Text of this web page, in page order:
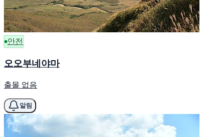
안전
오오부네야마
출몰 없음
알림